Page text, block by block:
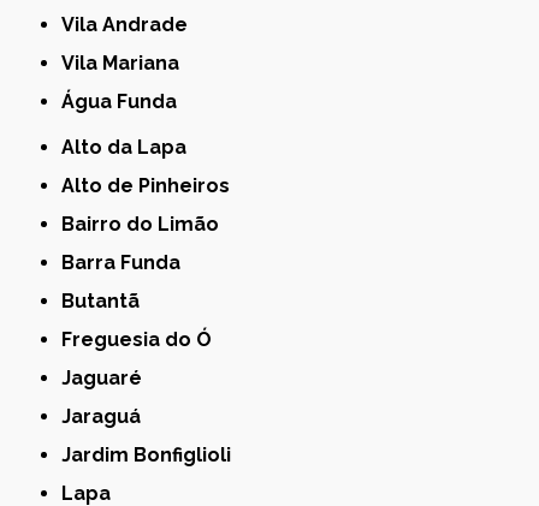
Vila Andrade
Vila Mariana
Água Funda
Alto da Lapa
Alto de Pinheiros
Bairro do Limão
Barra Funda
Butantã
Freguesia do Ó
Jaguaré
Jaraguá
Jardim Bonfiglioli
Lapa